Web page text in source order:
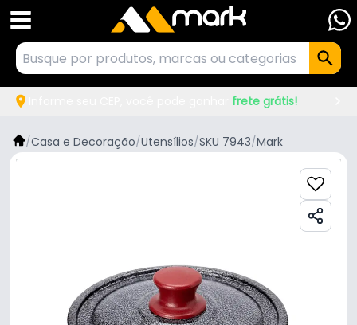
frete grátis!
/Casa e Decoração/Utensílios/SKU 7943/Mark